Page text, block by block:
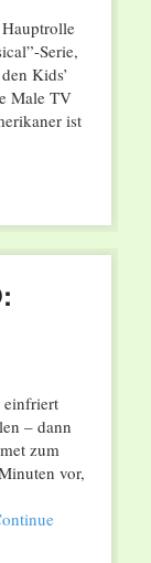
Serie,
Kids’
Male TV
ist
einfriert
– dann
zum
vor,